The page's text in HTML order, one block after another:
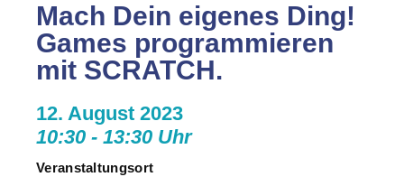
Mach Dein eigenes Ding!
Games programmieren
mit SCRATCH.
12. August 2023
10:30 - 13:30 Uhr
Veranstaltungsort